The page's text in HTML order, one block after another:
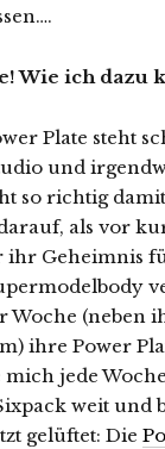
Wie ich dazu
Plate steht
und
so richtig
als vor
ihr Geheimnis
Woche (neben
ihre Power
jede
weit und
gelüftet: Die